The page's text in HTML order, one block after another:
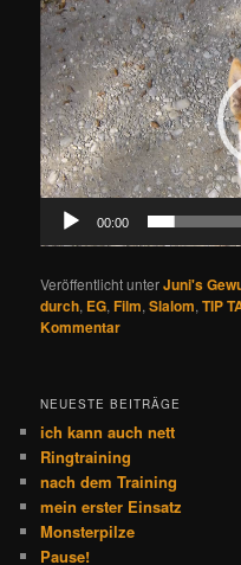
Player
00:00
Veröffentlicht unterJuni's
durch, EG,Film,Slalom,TIP
Kommentar
NEUESTE BEITRÄGE
ich kann auch nett
Ringtraining
nach dem Training
mein erster Einsatz
Monsterpilze
Pause!